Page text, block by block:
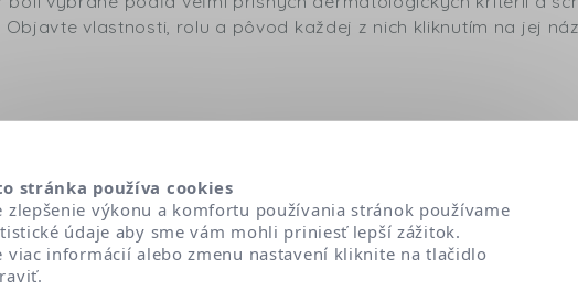
Objavte vlastnosti, rolu a pôvod každej z nich kliknutím na jej
očakávanej účinnosti produktu: tie, ktoré optimalizujú alebo zachovávajú
lipidov), a tie, ktoré majú veľmi špecifický fyzikálno-chemický účinok
stránka používa cookies
zlepšenie výkonu a komfortu používania stránok používame
údaje aby sme vám mohli priniesť lepší zážitok.
viac informácií alebo zmenu nastavení kliknite na tlačidlo